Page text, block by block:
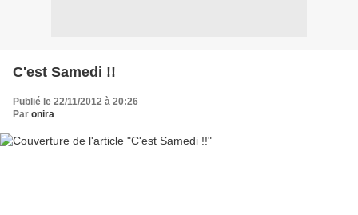
C'est Samedi !!
Publié le 22/11/2012 à 20:26
Par onira